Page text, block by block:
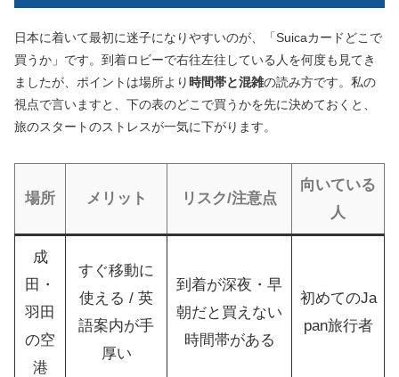
日本に着いて最初に迷子になりやすいのが、「Suicaカードどこで
買うか」です。到着ロビーで右往左往している人を何度も見てき
ましたが、ポイントは場所より 時間帯と混雑の読み方です。私の
視点で言いますと、下の表のどこで買うかを先に決めておくと、
旅のスタートのストレスが一気に下がります。
場所 メリット リスク/注意点
向いている
人
成
田・
羽田
の空
港
すぐ移動に
使える / 英
語案内が手
厚い
到着が深夜・早
朝だと買えない
時間帯がある
初めてのJa
pan旅行者